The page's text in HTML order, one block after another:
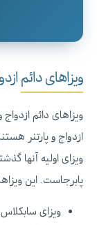
ویزاهای دائم
ویزاهای دائم
ازدواج و پارتنر
ویزای اولیه آنها
پابرجاست. این
ویزای سابکلاس ۸۰۱ برای متقاضیانی است که در ابتدا